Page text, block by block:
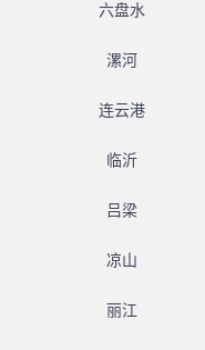
六盘水
漯河
连云港
临沂
吕梁
凉山
丽江